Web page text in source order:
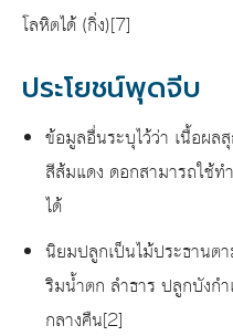
โลหิตได้ (กิ่ง)[7]
ประโยชน์พุดจีบ
ข้อมูลอื่นระบุไว้ว่า เนื้อผล
สีส้มแดง ดอกสามารถใช้
ได้
นิยมปลูกเป็นไม้ประธาน
ริมน้ำตก ลำธาร ปลูกบังก
กลางคืน[2]